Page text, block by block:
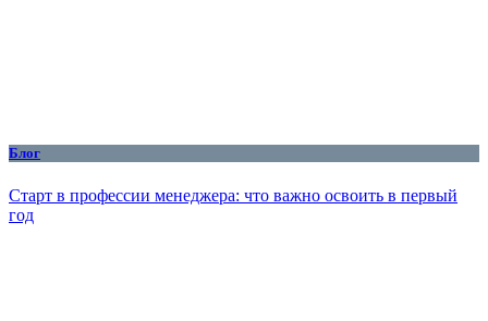
Блог
Старт в профессии менеджера: что важно освоить в первый
год